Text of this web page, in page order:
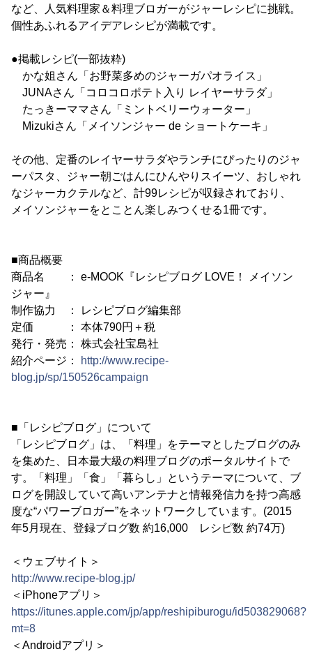
など、人気料理家＆料理ブロガーがジャーレシピに挑戦。
個性あふれるアイデアレシピが満載です。
●掲載レシピ(一部抜粋)
かな姐さん「お野菜多めのジャーガパオライス」
JUNAさん「コロコロポテト入り レイヤーサラダ」
たっきーママさん「ミントベリーウォーター」
Mizukiさん「メイソンジャー de ショートケーキ」
その他、定番のレイヤーサラダやランチにぴったりのジャ
ーパスタ、ジャー朝ごはんにひんやりスイーツ、おしゃれ
なジャーカクテルなど、計99レシピが収録されており、
メイソンジャーをとことん楽しみつくせる1冊です。
■商品概要
商品名 ： e-MOOK『レシピブログ LOVE！ メイソン
ジャー』
制作協力 ： レシピブログ編集部
定価 ： 本体790円＋税
発行・発売： 株式会社宝島社
紹介ページ：
http://www.recipe-
blog.jp/sp/150526campaign
■「レシピブログ」について
「レシピブログ」は、「料理」をテーマとしたブログのみ
を集めた、日本最大級の料理ブログのポータルサイトで
す。「料理」「食」「暮らし」というテーマについて、ブ
ログを開設していて高いアンテナと情報発信力を持つ高感
度な“パワーブロガー”をネットワークしています。(2015
年5月現在、登録ブログ数 約16,000 レシピ数 約74万)
＜ウェブサイト＞
http://www.recipe-blog.jp/
＜iPhoneアプリ＞
https://itunes.apple.com/jp/app/reshipiburogu/id503829068?
mt=8
＜Androidアプリ＞